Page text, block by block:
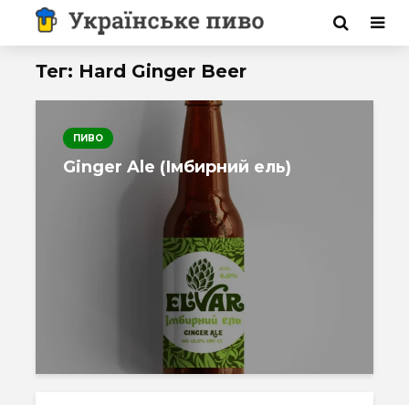
Тег: Hard Ginger Beer
ПИВО
Ginger Ale (Імбирний ель)